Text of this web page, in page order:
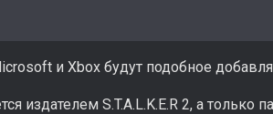
и Xbox будут подобное
издателем S.T.A.L.K.E.R 2, а